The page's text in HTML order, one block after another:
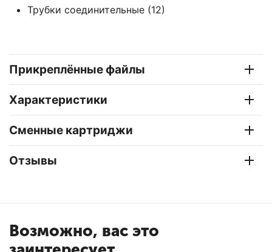
Трубки соединительные (12)
Прикреплённые файлы
Характеристики
Сменные картриджи
Отзывы
Возможно, вас это